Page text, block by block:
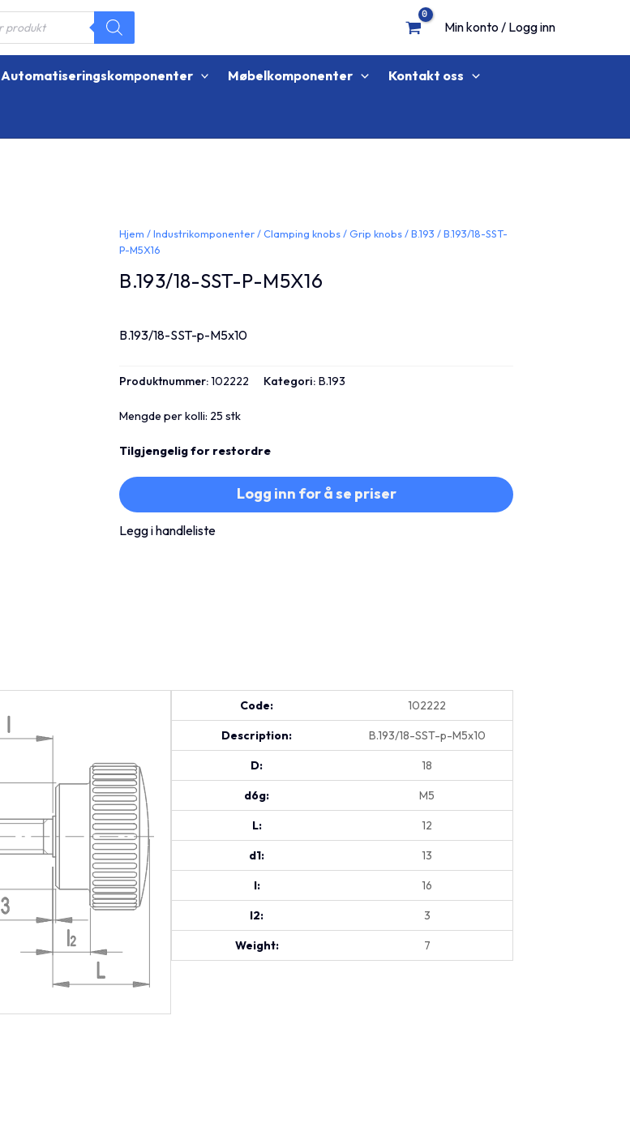
Min konto / Logg inn
Automatiseringskomponenter Møbelkomponenter Kontakt oss
Hjem /Industrikomponenter/Clamping knobs/Grip knobs/B.193 / B.193/18-SST-
P-M5X16
B.193/18-SST-P-M5X16
B.193/18-SST-p-M5x10
Produktnummer:102222 Kategori:B.193
Mengde per kolli: 25 stk
Tilgjengelig for restordre
Logg inn for å se priser
Legg i handleliste
Code: 102222
Description: B.193/18-SST-p-M5x10
D: 18
d6g: M5
L: 12
d1: 13
l: 16
l2: 3
Weight: 7